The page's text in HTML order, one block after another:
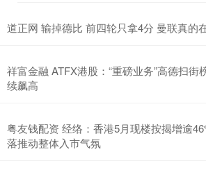
道正网 输掉德比 前四轮只拿4分 曼联真的
祥富金融 ATFX港股：“重磅业务”高德扫街
续飙高
粤友钱配资 经络：香港5月现楼按揭增逾
落推动整体入市气氛